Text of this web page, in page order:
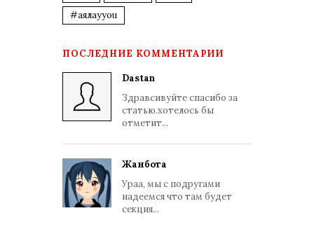
#аялауyou
ПОСЛЕДНИЕ КОММЕНТАРИИ
Dastan
Здравсивуйте спасибо за
статью.хотелось бы
отметит...
Жанбота
Ураа, мы с подругами
надеемся что там будет
секция...